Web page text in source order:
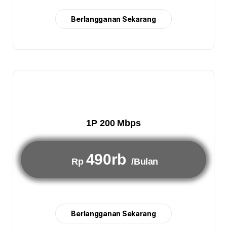
Berlangganan Sekarang
1P 200 Mbps
Rp 490rb /Bulan
Berlangganan Sekarang